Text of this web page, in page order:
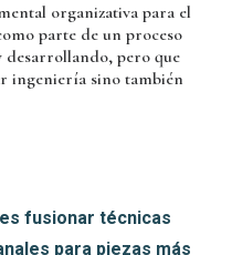
organizativa para el
parte de un proceso
desarrollando, pero que
ingeniería sino también
fusionar técnicas
para piezas más